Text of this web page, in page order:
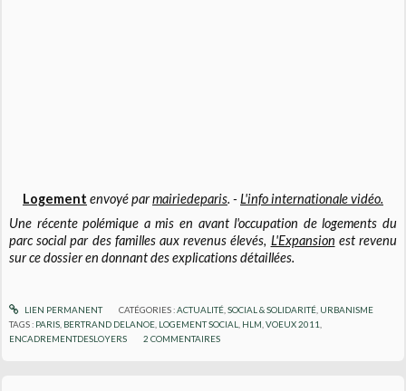
Logement envoyé parmairiedeparis. -L'info internationale vidéo.
Une récente polémique a mis en avant l'occupation de logements du
parc social par des familles aux revenus élevés, L'Expansion est revenu
sur ce dossier en donnant des explications détaillées.
LIEN PERMANENT CATÉGORIES :ACTUALITÉ, SOCIAL & SOLIDARITÉ, URBANISME
TAGS : PARIS BERTRAND DELANOE LOGEMENT SOCIAL HLM ,VOEUX 2011
ENCADREMENTDESLOYERS
2 COMMENTAIRES